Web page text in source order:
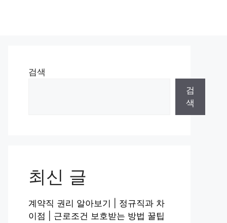
검색
검
색
최신 글
계약직 권리 알아보기 | 정규직과 차
이점 | 근로조건 보호받는 방법 꿀팁